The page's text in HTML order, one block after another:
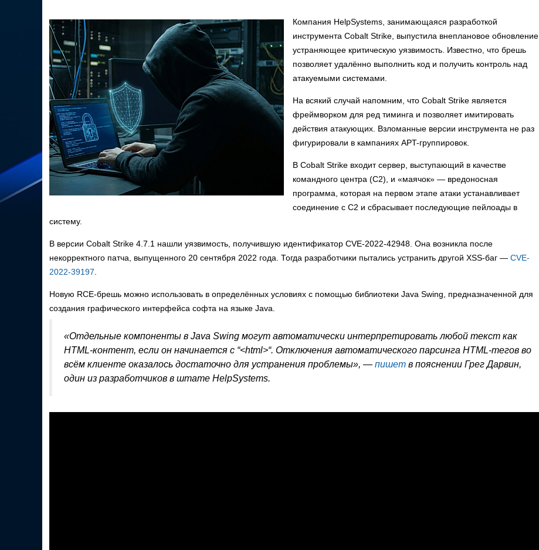
Компания HelpSystems, занимающаяся разработкой
инструмента Cobalt Strike, выпустила внеплановое обновление,
устраняющее критическую уязвимость. Известно, что брешь
позволяет удалённо выполнить код и получить контроль над
атакуемыми системами.
На всякий случай напомним, что Cobalt Strike является
фреймворком для ред тиминга и позволяет имитировать
действия атакующих. Взломанные версии инструмента не раз
фигурировали в кампаниях APT-группировок.
В Cobalt Strike входит сервер, выступающий в качестве
командного центра (C2), и «маячок» — вредоносная
программа, которая на первом этапе атаки устанавливает
соединение с C2 и сбрасывает последующие пейлоады в
систему.
В версии Cobalt Strike 4.7.1 нашли уязвимость, получившую идентификатор CVE-2022-42948. Она возникла после
некорректного патча, выпущенного 20 сентября 2022 года. Тогда разработчики пытались устранить другой XSS-баг — CVE-
2022-39197
Новую RCE-брешь можно использовать в определённых условиях с помощью библиотеки Java Swing, предназначенной для
создания графического интерфейса софта на языке Java.
«Отдельные компоненты в Java Swing могут автоматически интерпретировать любой текст как
HTML-контент, если он начинается с “<html>“. Отключения автоматического парсинга HTML-тегов во
всём клиенте оказалось достаточно для устранения проблемы», — пишет в пояснении Грег Дарвин,
один из разработчиков в штате HelpSystems.